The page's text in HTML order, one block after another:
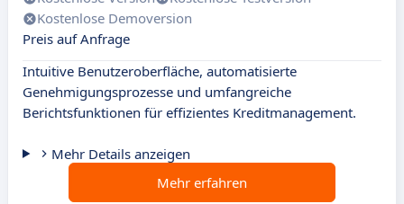
Kostenlose Demoversion
Preis auf Anfrage
Intuitive Benutzeroberfläche, automatisierte
Genehmigungsprozesse und umfangreiche
Berichtsfunktionen für effizientes Kreditmanagement.
Mehr Details anzeigen
Mehr erfahren